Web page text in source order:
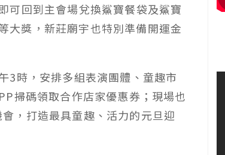
可回到主會場兌換鯊寶餐袋及鯊寶
獎，新莊廟宇也特別準備開運金
3時，安排多組表演團體、童趣市
掃碼領取合作店家優惠券；現場也
，打造最具童趣、活力的元旦迎